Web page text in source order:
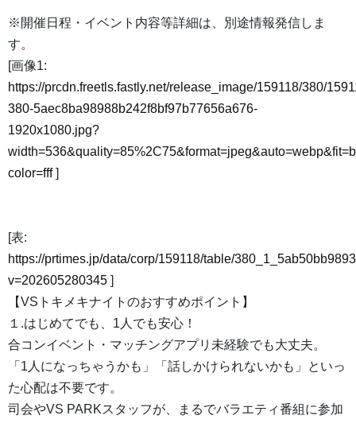
※開催日程・イベント内容等詳細は、別途情報発信しま
す。
[画像1:
https://prcdn.freetls.fastly.net/release_image/159118/380/
380-5aec8ba98988b242f8bf97b77656a676-
1920x1080.jpg?
color=fff]
[表:
https://prtimes.jp/data/corp/159118/table/
v=202605280345 ]
【VSトキメキナイトのおすすめポイント】
１.はじめてでも、1人でも安心！
合コンイベント・マッチングアプリ未経験でも大丈夫。
「1人になっちゃうかも」「話しかけられないかも」といっ
た心配は不要です。
司会やVS PARKスタッフが、まるでバラエティ番組に参加